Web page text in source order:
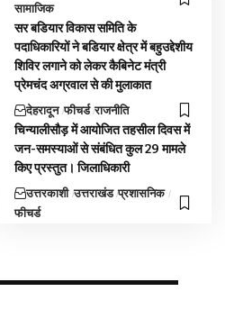
सामाजिक
सर बडियार विकास समिति के
पदाधिकारियों ने बडियार क्षेत्र में बहुउद्देशीय
शिविर लगाने को लेकर कैबिनेट मंत्री
प्रेमचंद अग्रवाल से की मुलाकात
देहरादून फीचर्ड राजनीति
चिन्यालीसौड़ में आयोजित तहसील दिवस में
जन-समस्याओं से संबंधित कुल 29 मामले
किए प्रस्तुत। जिलाधिकारी
उत्तरकाशी उत्तराखंड प्रशासनिक
फीचर्ड